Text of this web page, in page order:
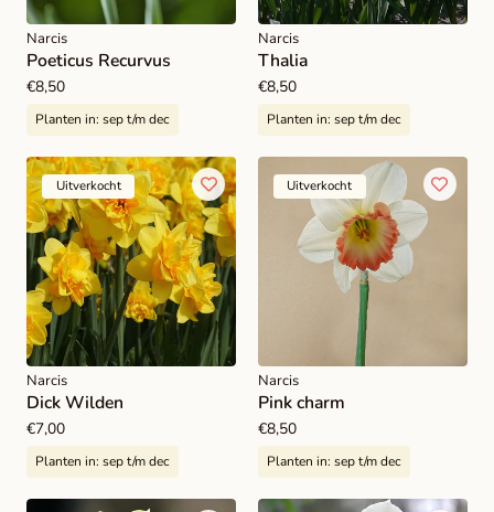
Narcis
Poeticus Recurvus
Normale
€8,50
Planten in: sep t/m dec
Narcis
Thalia
Normale
€8,50
Planten in: sep t/m dec
Uitverkocht
Narcis
Dick Wilden
Normale
€7,00
Planten in: sep t/m dec
Uitverkocht
Narcis
Pink charm
Normale
€8,50
Planten in: sep t/m dec